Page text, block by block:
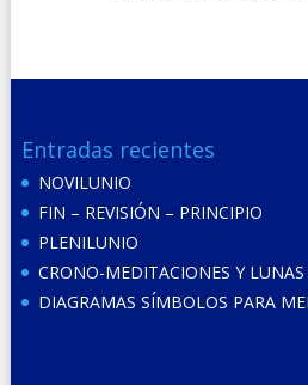
Entradas recientes
NOVILUNIO
FIN – REVISIÓN – PRINCIPIO
PLENILUNIO
CRONO-MEDITACIONES Y
DIAGRAMAS SÍMBOLOS PARA